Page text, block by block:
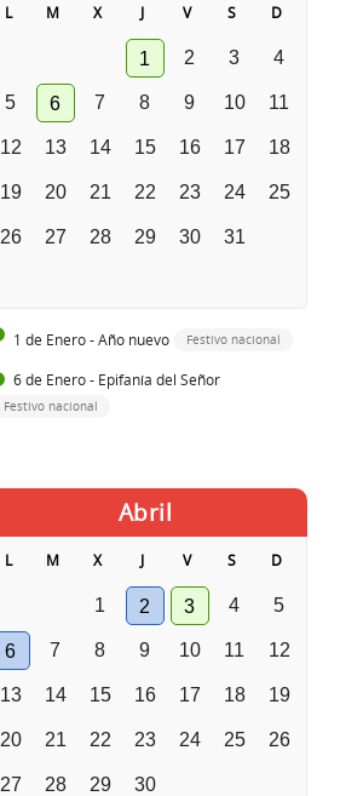
L M X J V S D
1 2 3 4
5 6 7 8 9 10 11
12 13 14 15 16 17 18
19 20 21 22 23 24 25
26 27 28 29 30 31
1 de Enero - Año nuevo Festivo nacional
6 de Enero - Epifanía del Señor
Festivo nacional
Abril
L M X J V S D
1 2 3 4 5
6 7 8 9 10 11 12
13 14 15 16 17 18 19
20 21 22 23 24 25 26
27 28 29 30